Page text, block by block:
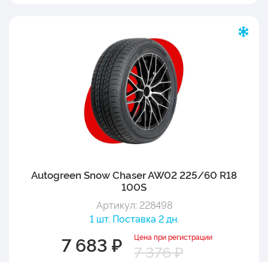
Autogreen Snow Chaser AW02 225/60 R18
100S
Артикул: 228498
1 шт. Поставка 2 дн.
7 683 ₽ Цена при регистрации
7 376 ₽